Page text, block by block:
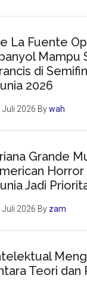
La Fuente
Mampu
di
2026
Juli 2026 Bywah
Grande
Horror
Jadi
Juli 2026 By zam
Teori dan